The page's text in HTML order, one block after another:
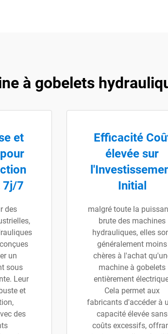
à gobelets
et
7j/7
des
un
sous
Leur
et
des
Efficacité
élevée sur
Initial
malgré toute la
brute des machines
hydrauliques, elles
généralement moins
chères à l'achat
machine à gobelets
entièrement
Cela permet aux
fabricants d'accéder à
capacité élevée sans
coûts excessifs,